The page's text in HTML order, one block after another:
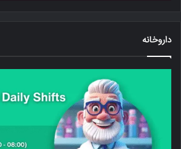
داروخانه